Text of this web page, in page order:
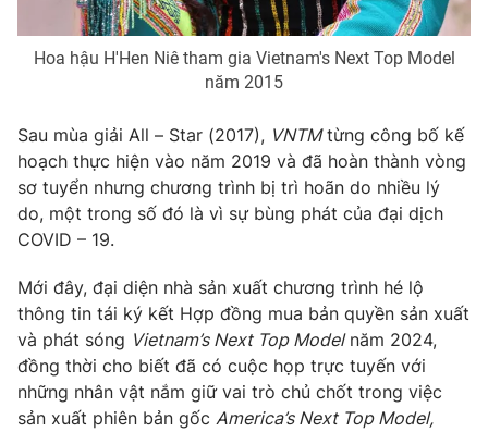
THỜI BÁO VTV
Theo dõi báo trên
Cơ quan chủ quản: Đài Truyền hình Việt Nam
Cơ quan báo chí:
Giấy phép hoạt động báo in và báo điện tử số 483/GP-BTTTT
cấp ngày 29/12/2023
Tổng Biên tập: Vũ Thanh Thủy
Phó Tổng Biên tập:Nguyễn Thị Mỹ Hạnh, Phạm Quốc Thắng,
Nguyễn Trọng Ninh
Tổng đài VTV:024.38 355 931 - 024.38 355 932
Hoa hậu H'Hen Niê tham gia Vietnam's Next Top Model
năm 2015
Sau mùa giải All – Star (2017), VNTMtừng công bố kế
hoạch thực hiện vào năm 2019 và đã hoàn thành vòng
sơ tuyển nhưng chương trình bị trì hoãn do nhiều lý
do, một trong số đó là vì sự bùng phát của đại dịch
COVID – 19.
Mới đây, đại diện nhà sản xuất chương trình hé lộ
thông tin tái ký kết Hợp đồng mua bản quyền sản xuất
và phát sóng Vietnam’s Next Top Modelnăm 2024,
đồng thời cho biết đã có cuộc họp trực tuyến với
những nhân vật nắm giữ vai trò chủ chốt trong việc
sản xuất phiên bản gốc America’s Next Top Model,